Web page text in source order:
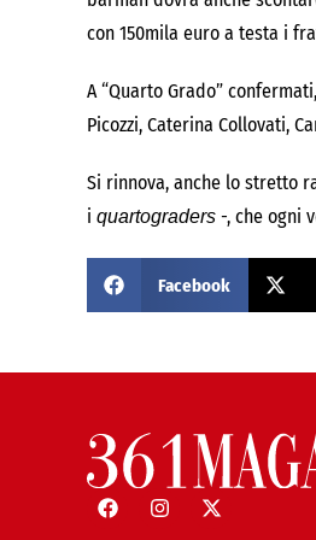
con 150mila euro a testa i
A “Quarto Grado”
Picozzi, Caterina Collovati,
Si rinnova, anche lo stretto
i quartograders -, che ogni
Facebook